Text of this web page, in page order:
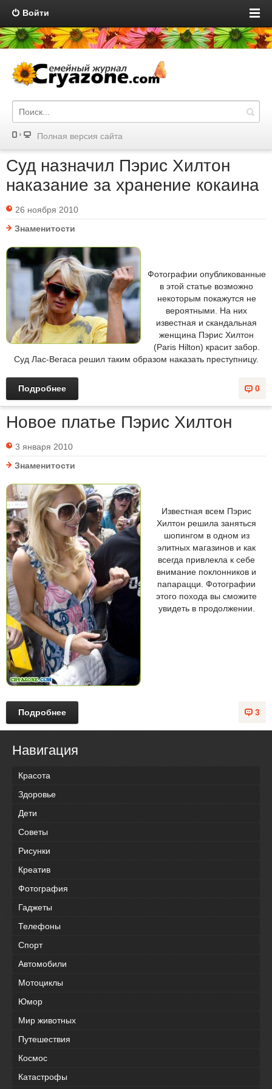
Войти
Полная версия сайта
Суд назначил Пэрис Хилтон
наказание за хранение кокаина
26 ноября 2010
Знаменитости
Фотографии опубликованные
в этой статье возможно
некоторым покажутся не
вероятными. На них
известная и скандальная
женщина Пэрис Хилтон
(Paris Hilton) красит забор.
Суд Лас-Вегаса решил таким образом наказать преступницу.
0
Подробнее
Новое платье Пэрис Хилтон
3 января 2010
Знаменитости
Известная всем Пэрис
Хилтон решила заняться
шопингом в одном из
элитных магазинов и как
всегда привлекла к себе
внимание поклонников и
папарацци. Фотографии
этого похода вы сможите
увидеть в продолжении.
3
Подробнее
Навигация
Красота
Здоровье
Дети
Советы
Рисунки
Креатив
Фотография
Гаджеты
Телефоны
Спорт
Автомобили
Мотоциклы
Юмор
Мир животных
Путешествия
Космос
Катастрофы